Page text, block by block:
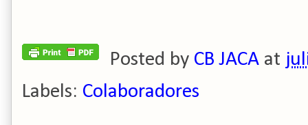
Posted by CB JACA at
Labels: Colaboradores